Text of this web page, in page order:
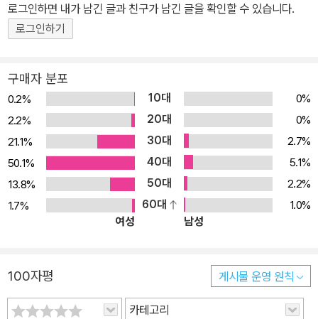
이나 학습 장애 학생은 이후에도 읽기 유창성 교육이 도움이 된다고
말하고 있다. 유창하게 읽으면, 아이들은 책을 좋아하게 됩니다. 많은
고 있다고 언급한다. 따라서 유창하게 읽지 못한다는 것은 곧 읽기 이
해가 낮음을 의미한다. 아마 초등학교 교사라면 물 흐르듯이, 표현을
잘 살려 읽는 학생은 글 내용의 이해도가 높음을 알고 있을 것이다. 반
면 유창하게 읽지 못하는 학생은 글 읽기에 인지적 자원을 많이 사용
하기 때문에 읽은 후에 내용 파악이 더 어렵다. 이러한 이유로 읽기 유
창성을 획득한 아이들은 내용에 더 집중할 수 있고, 결국 책 읽기를 좋
아하게 된다. 읽기 교육에서 읽기 유창성은 단어 읽기와 읽기 이해를
연결하는 교량 또는 연결 고리이기에 그 중요성은 더욱 강조되고 있
eading)이다. 이 책은 학교 현장에서 ‘소리 내어 반복해서 읽기’를 효
과적으로 적용하기 위해 ‘시범 읽기’와 ‘또래 교수’라는 방법을 적용했
다. 이를 제주도의 한 학급에서 시작해서 강원도와 인천의 여러 학교
로그인하면 내가 남긴 글과 친구가 남긴 글을 확인할 수 있습니다.
로그인하기
구매자 분포
0.2% 10대
0%
2.2%
20대
0%
21.1%
30대
2.7%
50.1%
40대
5.1%
13.8%
50대
2.2%
1.7%
60대
1.0%
여성
남성
100자평 게시물 운영 원칙
카테고리